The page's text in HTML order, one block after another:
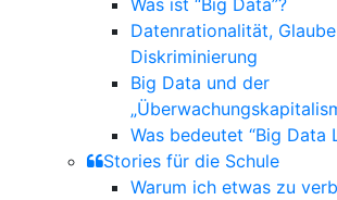
Was ist “Big Data”?
Datenrationalität,
Diskriminierung
Big Data und der
Was bedeutet “Big Data
Stories für die Schule
Warum ich etwas zu